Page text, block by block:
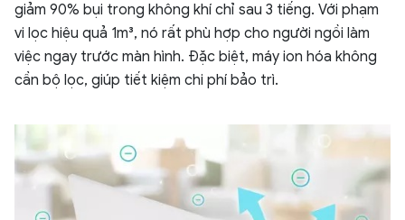
giảm 90% bụi trong không khí chỉ sau 3 tiếng. Với phạm
vi lọc hiệu quả 1m³, nó rất phù hợp cho người ngồi làm
việc ngay trước màn hình. Đặc biệt, máy ion hóa không
cần bộ lọc, giúp tiết kiệm chi phí bảo trì.